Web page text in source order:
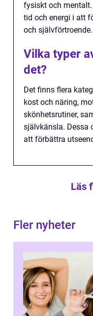
fysiskt och
tid och energi i att
och självförtroende.
Vilka typer
det?
Det finns flera
kost och näring,
skönhetsrutiner,
självkänsla. Dessa
att förbättra
Läs
Fler nyheter